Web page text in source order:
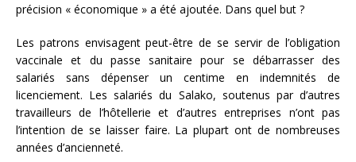
précision « économique » a été ajoutée. Dans quel but ?
Les patrons envisagent peut-être de se servir de l’obligation
vaccinale et du passe sanitaire pour se débarrasser des
salariés sans dépenser un centime en indemnités de
licenciement. Les salariés du Salako, soutenus par d’autres
travailleurs de l’hôtellerie et d’autres entreprises n’ont pas
l’intention de se laisser faire. La plupart ont de nombreuses
années d’ancienneté.